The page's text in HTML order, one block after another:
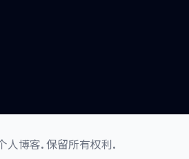
人博客. 保留所有权利.